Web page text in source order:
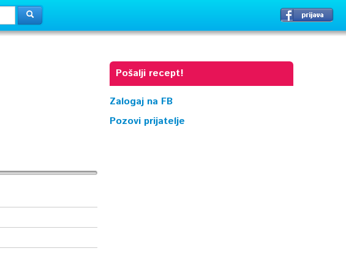
Pošalji recept!
Zalogaj na FB
Pozovi prijatelje